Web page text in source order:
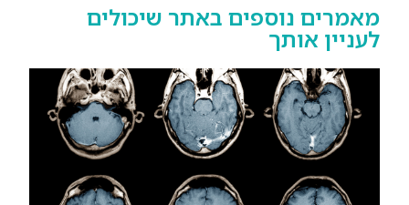
מאמרים נוספים באתר שיכולים
לעניין אותך